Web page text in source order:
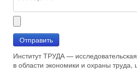
Отправить
Институт ТРУДА —
в области экономики и охраны труда,